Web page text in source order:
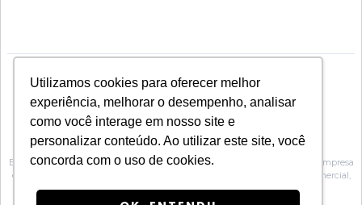
Utilizamos cookies para oferecer melhor
experiência, melhorar o desempenho, analisar
como você interage em nosso site e
personalizar conteúdo. Ao utilizar este site, você
concorda com o uso de cookies.
Baeta Assessoria de Seguros inscrita na Susep sob o Nº 10.0100188, é uma empresa
especializada na prestação de serviços de Assessoria, no atendimento comercial,
técnico e operacional para Corretoras de seguros.